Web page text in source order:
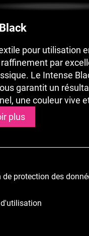
pour utilisation
par
Le Intense
garantit un
une couleur vive
plus
de protection des